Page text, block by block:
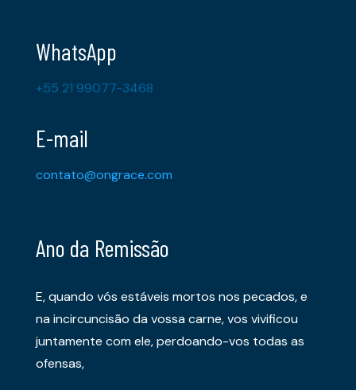
WhatsApp
+55 21 99077-3468
E-mail
contato@ongrace.com
Ano da Remissão
E, quando vós estáveis mortos nos pecados, e
na incircuncisão da vossa carne, vos vivificou
juntamente com ele, perdoando-vos todas as
ofensas,